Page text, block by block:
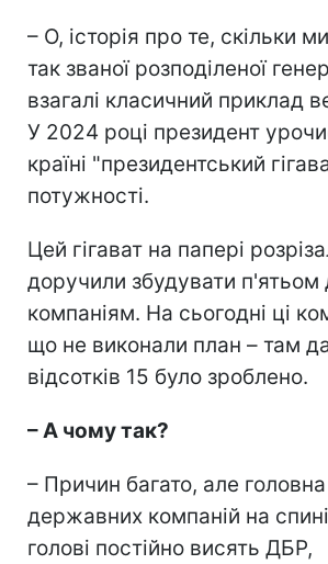
– О, історія про те, скільки
так званої розподіленої
взагалі класичний приклад
У 2024 році президент
країні "президентський
потужності.
Цей гігават на папері
доручили збудувати
компаніям. На сьогодні ці
що не виконали план – там
відсотків 15 було зроблено.
– А чому так?
– Причин багато, але
державних компаній на
голові постійно висять ДБР,